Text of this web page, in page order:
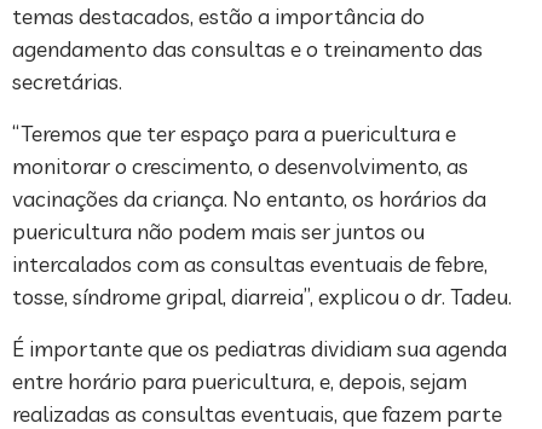
temas destacados, estão a importância do
agendamento das consultas e o treinamento das
secretárias.
“Teremos que ter espaço para a puericultura e
monitorar o crescimento, o desenvolvimento, as
vacinações da criança. No entanto, os horários da
puericultura não podem mais ser juntos ou
intercalados com as consultas eventuais de febre,
tosse, síndrome gripal, diarreia”, explicou o dr. Tadeu.
É importante que os pediatras dividiam sua agenda
entre horário para puericultura, e, depois, sejam
realizadas as consultas eventuais, que fazem parte